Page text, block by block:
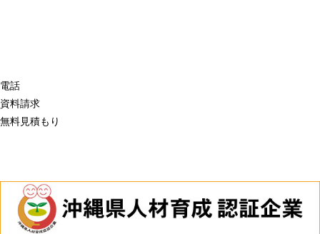
電話
資料請求
無料見積もり